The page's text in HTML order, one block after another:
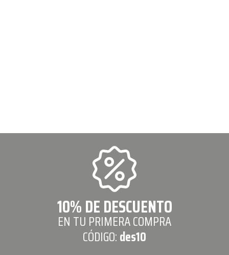
10% DE DESCUENTO
EN TU PRIMERA COMPRA
CÓDIGO:des10